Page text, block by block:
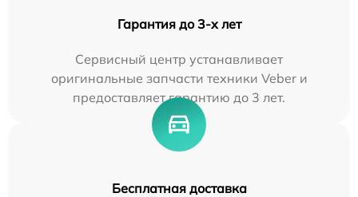
Гарантия до 3-х лет
Сервисный центр устанавливает
оригинальные запчасти техники Veber и
предоставляет гарантию до 3 лет.
Бесплатная доставка